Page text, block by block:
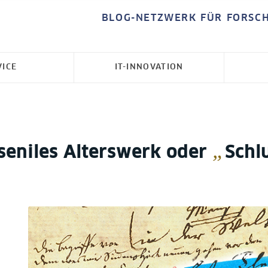
BLOG-NETZWERK FÜR
IT-INNOVATION
Alterswerk oder „